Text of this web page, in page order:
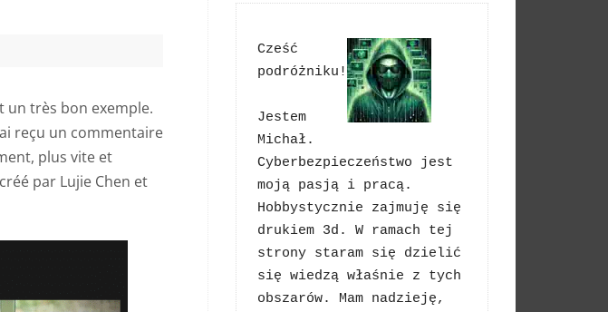
un très bon exemple.
reçu un commentaire
plus vite et
par Lujie Chen et
Cześć
podróżniku!
Jestem
Michał.
Cyberbezpieczeństwo jest
moją pasją i pracą.
Hobbystycznie zajmuję się
drukiem 3d. W ramach tej
strony staram się dzielić
się wiedzą właśnie z tych
obszarów. Mam nadzieję,